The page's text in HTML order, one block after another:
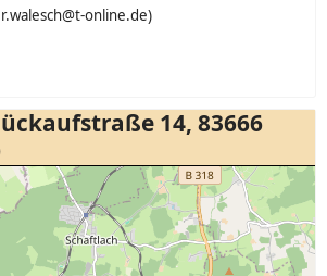
online.de)
14, 83666